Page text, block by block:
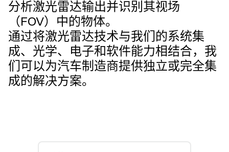
分析激光雷达输出并识别其视场
（FOV）中的物体。
通过将激光雷达技术与我们的系统集
成、光学、电子和软件能力相结合，我
们可以为汽车制造商提供独立或完全集
成的解决方案。